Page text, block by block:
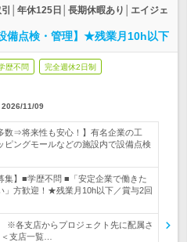
│年休125日│長期休暇あり│エイジェ
点検・管理】★残業月10h以下
歴不問 完全週休2日制
2026/11/09
数⇒将来性も安心！】有名企業の工
ピングモールなどの施設内で設備点検
集】■学歴不問 ■「安定企業で働きた
」方歓迎！★残業月10h以下／賞与2回
※各支店からプロジェクト先に配属さ
支店一覧…